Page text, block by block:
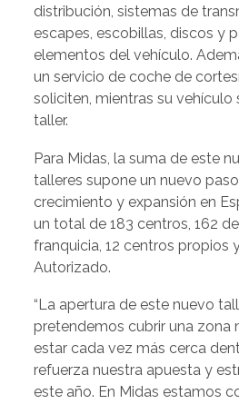
distribución, sistemas de
escapes, escobillas, discos y
elementos del vehículo.
un servicio de coche de
soliciten, mientras su vehículo
taller.
Para Midas, la suma de este
talleres supone un nuevo
crecimiento y expansión en
un total de 183 centros, 162
franquicia, 12 centros propios
Autorizado.
“La apertura de este nuevo
pretendemos cubrir una zona
estar cada vez más cerca
refuerza nuestra apuesta y
este año. En Midas estamos